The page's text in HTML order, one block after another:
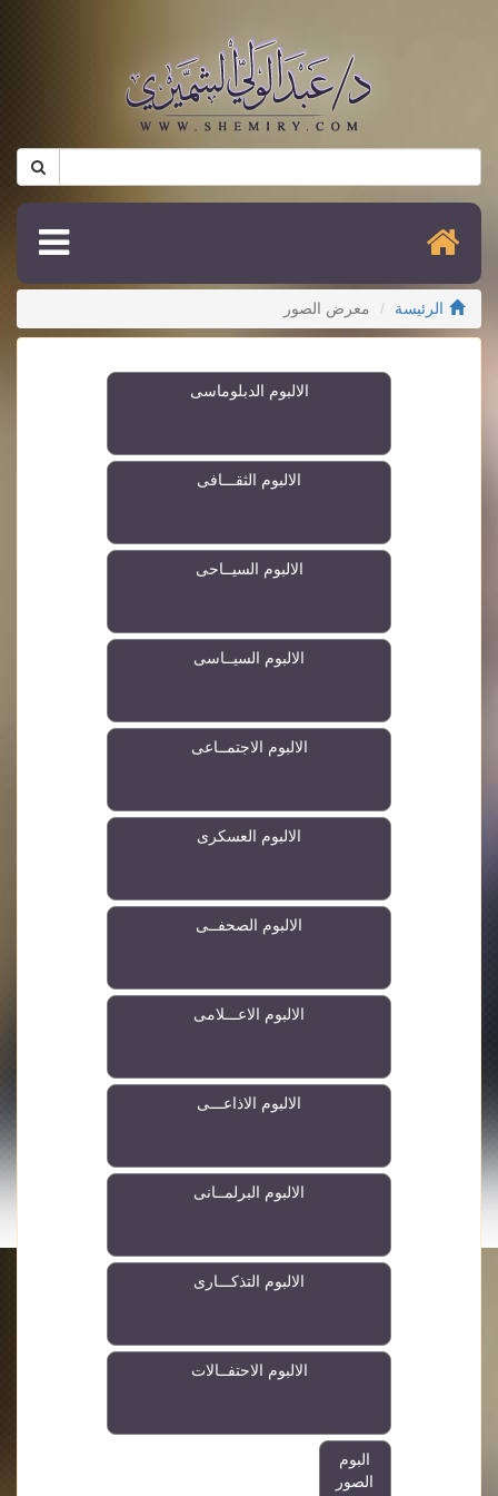
الرئيسة معرض الصور
الالبوم الدبلوماسى
الالبوم الثقـــافى
الالبوم السيــاحى
الالبوم السيــاسى
الالبوم الاجتمــاعى
الالبوم العسكرى
الالبوم الصحفــى
الالبوم الاعـــلامى
الالبوم الاذاعـــى
الالبوم البرلمــانى
الالبوم التذكـــارى
الالبوم الاحتفــالات
البوم
الصور